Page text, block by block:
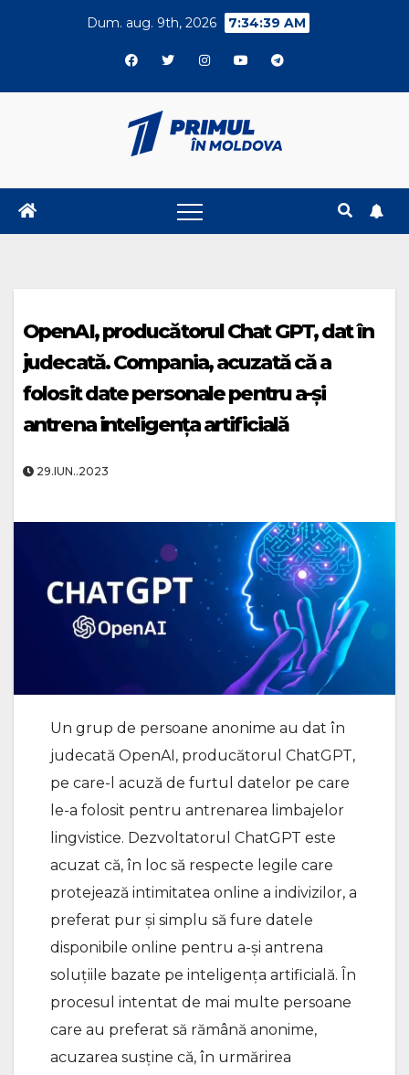
Dum. aug. 9th, 2026 7:34:39 AM
OpenAI, producătorul Chat GPT, dat în
judecată. Compania, acuzată că a
folosit date personale pentru a-şi
antrena inteligenţa artificială
29.IUN..2023
Un grup de persoane anonime au dat în
judecată OpenAI, producătorul ChatGPT,
pe care-l acuză de furtul datelor pe care
le-a folosit pentru antrenarea limbajelor
lingvistice. Dezvoltatorul ChatGPT este
acuzat că, în loc să respecte legile care
protejează intimitatea online a indivizilor, a
preferat pur şi simplu să fure datele
disponibile online pentru a-şi antrena
soluţiile bazate pe inteligenţa artificială. În
procesul intentat de mai multe persoane
care au preferat să rămână anonime,
acuzarea susţine că, în urmărirea